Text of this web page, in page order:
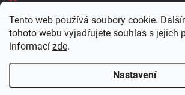
Tento web používá soubory cookie.
tohoto webu vyjadřujete souhlas s jejich
informací zde.
Nastavení
jezek_sport_np/